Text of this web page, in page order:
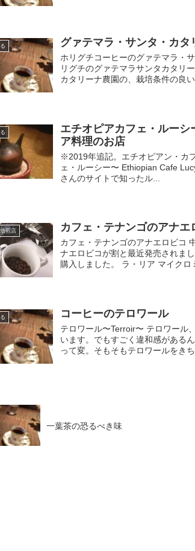
グァテマラ・サンタ・カ
ホリグチコーヒーのグァテマラ・
リグチのグァテマラサンタカタリ
カタリーナ農園の、栽培条件の良
エチオピアカフェ・ルー
ア料理のお店
※2019年追記。エチオピアン・カ
ェ・ルーシー〜 Ethiopian Cafe
さんのサイトで知ったル...
煎店 カフェ・テナンゴのアナエ
カフェ・テナンゴのアナエロビコ
ナエロビコが割と最近発売されま
購入しました。 ラ・リア マイクロ
コーヒーのテロワール
テロワール〜Terroir〜 テロワール
います。でもすごく違和感がある
って変。そもそもテロワールをき
一葉茶の恐るべき味